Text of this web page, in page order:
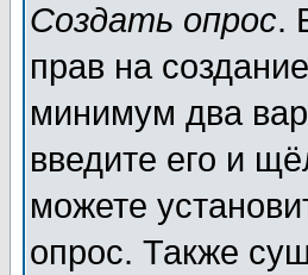
Создать опрос.
прав на
минимум два
введите его и
можете
опрос. Также